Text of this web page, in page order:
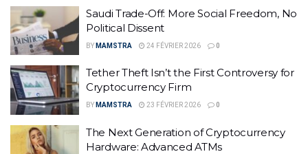
Saudi Trade-Off: More Social Freedom, No
Political Dissent
BY MAMSTRA 24 FÉVRIER 2026 0
Tether Theft Isn’t the First Controversy for
Cryptocurrency Firm
BY MAMSTRA 23 FÉVRIER 2026 0
The Next Generation of Cryptocurrency
Hardware: Advanced ATMs